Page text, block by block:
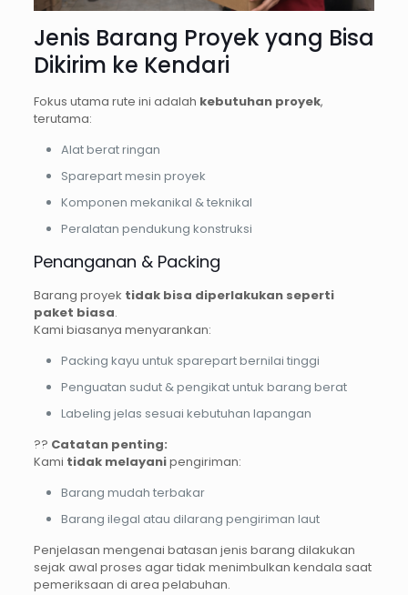
Jenis Barang Proyek yang Bisa
Dikirim ke Kendari
Fokus utama rute ini adalah kebutuhan proyek,
terutama:
Alat berat ringan
Sparepart mesin proyek
Komponen mekanikal & teknikal
Peralatan pendukung konstruksi
Penanganan & Packing
Barang proyek tidak bisa diperlakukan seperti
paket biasa.
Kami biasanya menyarankan:
Packing kayu untuk sparepart bernilai tinggi
Penguatan sudut & pengikat untuk barang berat
Labeling jelas sesuai kebutuhan lapangan
?? Catatan penting:
Kami tidak melayanipengiriman:
Barang mudah terbakar
Barang ilegal atau dilarang pengiriman laut
Penjelasan mengenai batasan jenis barang dilakukan
sejak awal proses agar tidak menimbulkan kendala saat
pemeriksaan di area pelabuhan.